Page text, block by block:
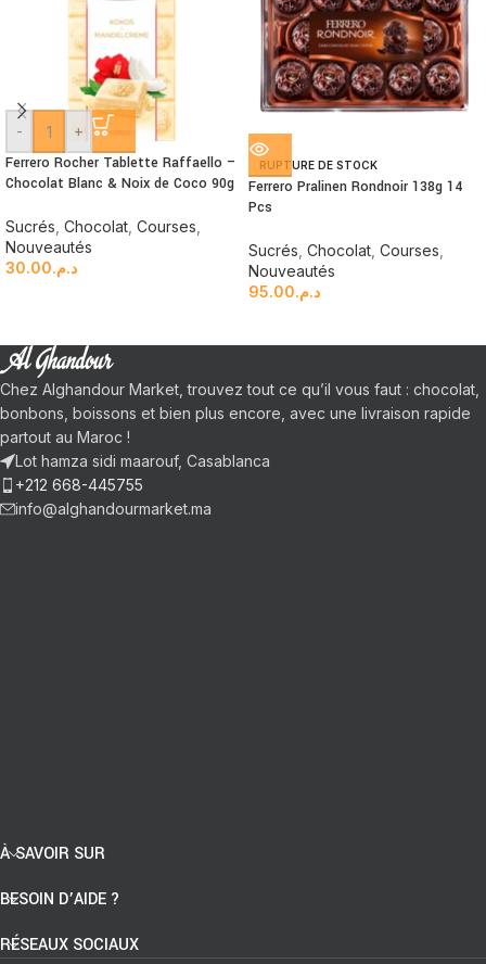
- +
Ferrero Rocher Tablette Raffaello –
Chocolat Blanc & Noix de Coco 90g
Sucrés Chocolat Courses
Nouveautés
د.م.30.00
RUPTURE DE STOCK
Ferrero Pralinen Rondnoir 138g 14
Pcs
Sucrés Chocolat Courses
Nouveautés
د.م.95.00
Chez Alghandour Market, trouvez tout ce qu’il vous faut : chocolat,
bonbons, boissons et bien plus encore, avec une livraison rapide
partout au Maroc !
Lot hamza sidi maarouf, Casablanca
+212 668-445755
info@alghandourmarket.ma
À SAVOIR SUR
BESOIN D’AIDE ?
RÉSEAUX SOCIAUX